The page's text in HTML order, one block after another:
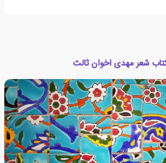
شعر مهدی اخوان ثالث